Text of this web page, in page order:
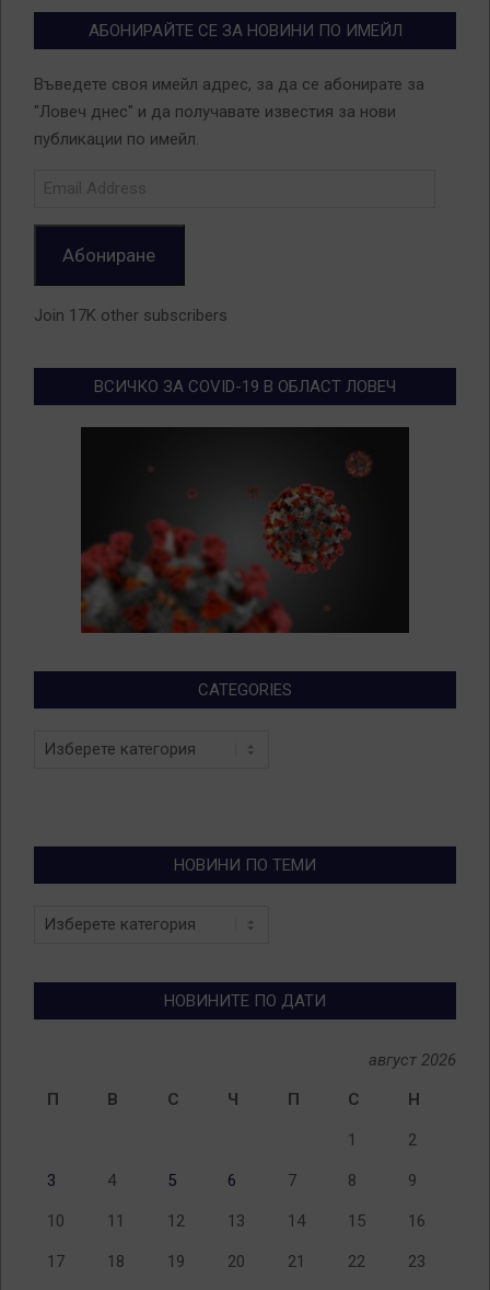
АБОНИРАЙТЕ СЕ ЗА НОВИНИ ПО ИМЕЙЛ
Въведете своя имейл адрес, за да се абонирате за
"Ловеч днес" и да получавате известия за нови
публикации по имейл.
Абониране
Join 17K other subscribers
ВСИЧКО ЗА COVID-19 В ОБЛАСТ ЛОВЕЧ
CATEGORIES
Categories
НОВИНИ ПО ТЕМИ
Новини
НОВИНИТЕ ПО ДАТИ
август 2026
П
В С Ч П С Н
1 2
3 4 5 6 7 8 9
10 11 12 13 14 15 16
17 18 19 20 21 22 23